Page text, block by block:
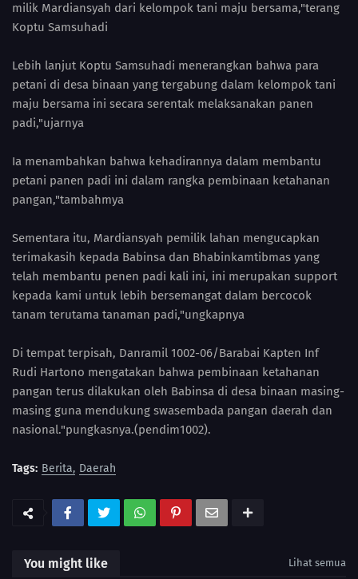
milik Mardiansyah dari kelompok tani maju bersama,"terang
Koptu Samsuhadi
Lebih lanjut Koptu Samsuhadi menerangkan bahwa para
petani di desa binaan yang tergabung dalam kelompok tani
maju bersama ini secara serentak melaksanakan panen
padi,"ujarnya
Ia menambahkan bahwa kehadirannya dalam membantu
petani panen padi ini dalam rangka pembinaan ketahanan
pangan,"tambahmya
Sementara itu, Mardiansyah pemilik lahan mengucapkan
terimakasih kepada Babinsa dan Bhabinkamtibmas yang
telah membantu penen padi kali ini, ini merupakan support
kepada kami untuk lebih bersemangat dalam bercocok
tanam terutama tanaman padi,"ungkapnya
Di tempat terpisah, Danramil 1002-06/Barabai Kapten Inf
Rudi Hartono mengatakan bahwa pembinaan ketahanan
pangan terus dilakukan oleh Babinsa di desa binaan masing-
masing guna mendukung swasembada pangan daerah dan
nasional."pungkasnya.(pendim1002).
Tags: Berita Daerah
You might like Lihat semua